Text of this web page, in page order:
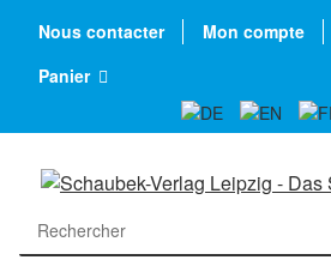
Nous contacter Mon compte
Panier